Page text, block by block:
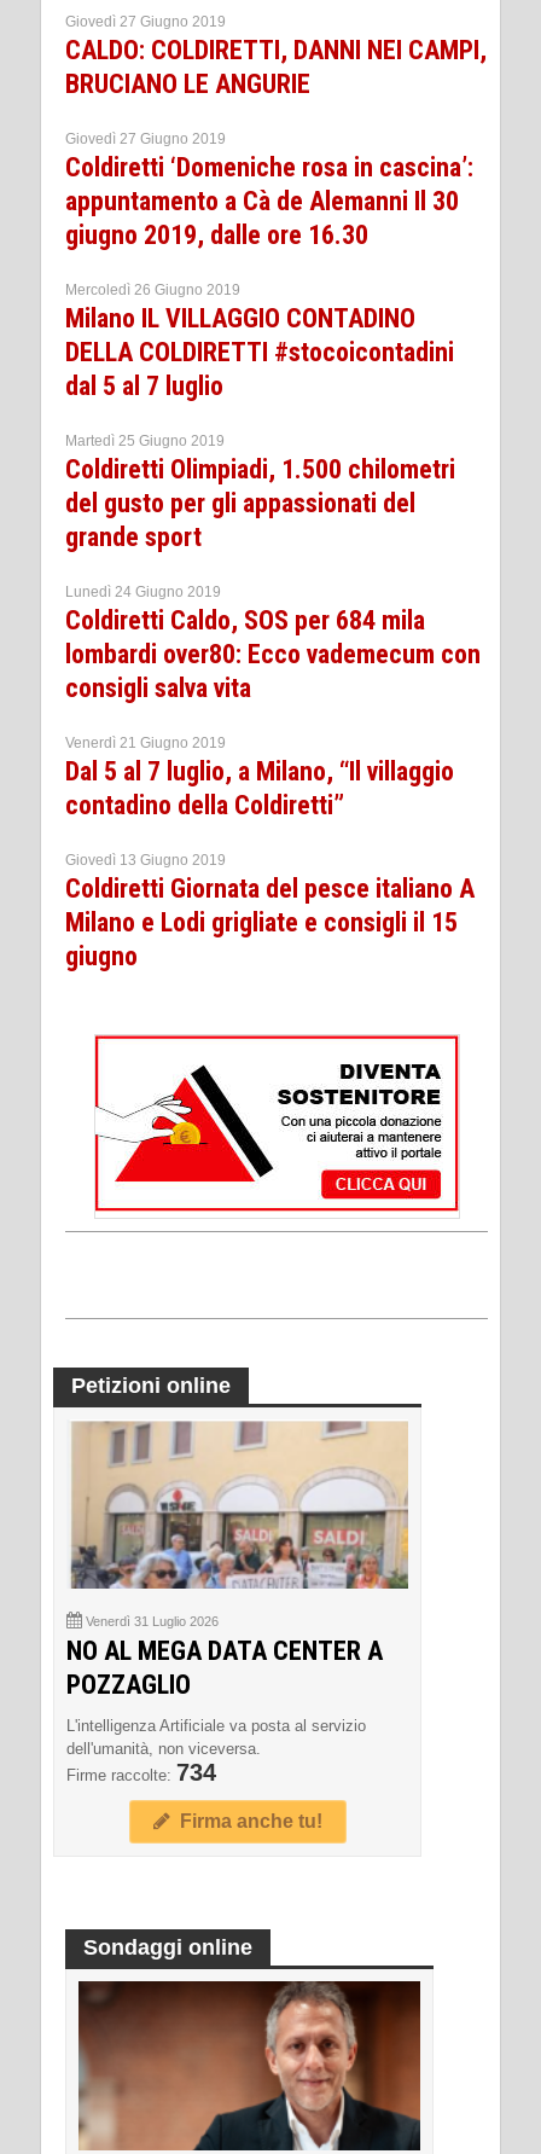
Giovedì 27 Giugno 2019
CALDO: COLDIRETTI, DANNI NEI CAMPI,
BRUCIANO LE ANGURIE
Giovedì 27 Giugno 2019
Coldiretti ‘Domeniche rosa in cascina’:
appuntamento a Cà de Alemanni Il 30
giugno 2019, dalle ore 16.30
Mercoledì 26 Giugno 2019
Milano IL VILLAGGIO CONTADINO
DELLA COLDIRETTI #stocoicontadini
dal 5 al 7 luglio
Martedì 25 Giugno 2019
Coldiretti Olimpiadi, 1.500 chilometri
del gusto per gli appassionati del
grande sport
Lunedì 24 Giugno 2019
Coldiretti Caldo, SOS per 684 mila
lombardi over80: Ecco vademecum con
consigli salva vita
Venerdì 21 Giugno 2019
Dal 5 al 7 luglio, a Milano, “Il villaggio
contadino della Coldiretti”
Giovedì 13 Giugno 2019
Coldiretti Giornata del pesce italiano A
Milano e Lodi grigliate e consigli il 15
giugno
Petizioni online
Venerdì 31 Luglio 2026
NO AL MEGA DATA CENTER A
POZZAGLIO
L'intelligenza Artificiale va posta al servizio
dell'umanità, non viceversa.
Firme raccolte: 734
Firma anche tu!
Sondaggi online